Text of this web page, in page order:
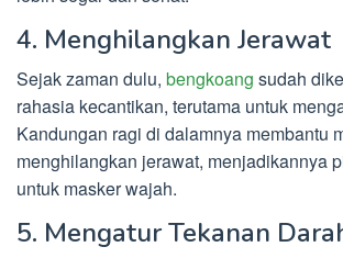
4. Menghilangkan Jerawat
Sejak zaman dulu, bengkoang sudah
rahasia kecantikan, terutama untuk
Kandungan ragi di dalamnya membantu
menghilangkan jerawat, menjadikannya
untuk masker wajah.
5. Mengatur Tekanan